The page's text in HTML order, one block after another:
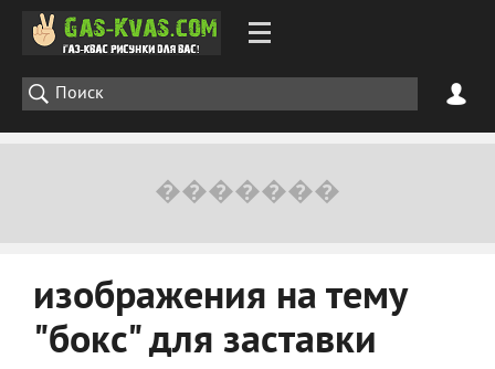
изображения на тему
"бокс" для заставки